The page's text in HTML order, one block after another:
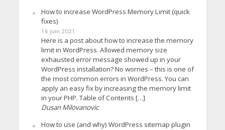
How to increase WordPress Memory Limit (quick
fixes)
16 juin 2021
Here is a post about how to increase the memory
limit in WordPress. Allowed memory size
exhausted error message showed up in your
WordPress installation? No worries – this is one of
the most common errors in WordPress. You can
apply an easy fix by increasing the memory limit
in your PHP. Table of Contents […]
Dusan Milovanovic
How to use (and why) WordPress sitemap plugin